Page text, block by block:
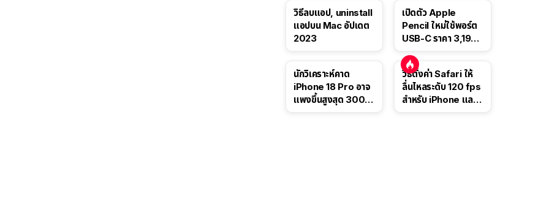
วิธีลบแอป, uninstall
แอปบน Mac อัปเดต
2023
เปิดตัว Apple
Pencil ใหม่ใช้พอร์ต
USB-C ราคา 3,190
นี้
นักวิเคราะห์คาด
iPhone 18 Pro อาจ
แพงขึ้นสูงสุด 300
วิธีตั้งค่า Safari ให้
ลื่นไหลระดับ 120 fps
สำหรับ iPhone และ